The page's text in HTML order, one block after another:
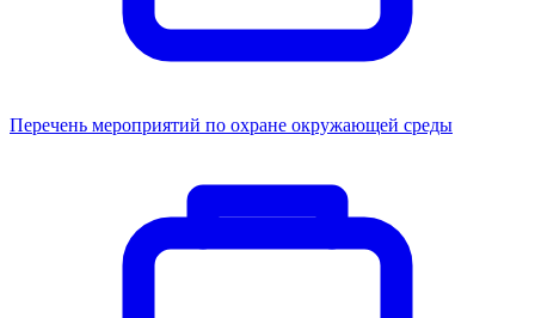
Перечень мероприятий по охране окружающей среды